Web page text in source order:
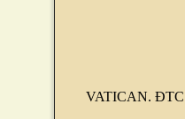
VATICAN. ĐTC